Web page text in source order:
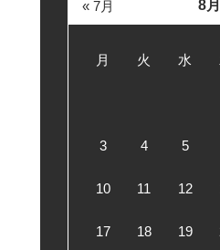
8
月 火 水
3 4 5
10 11 12
17 18 19
« 7月